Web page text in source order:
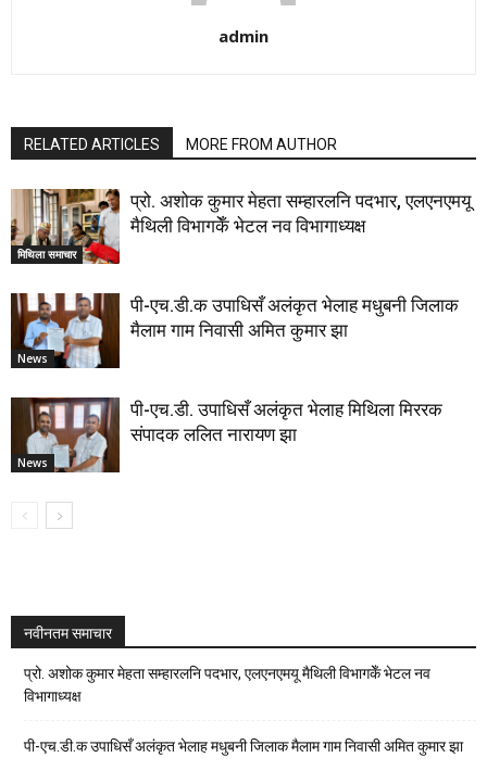
admin
RELATED ARTICLES MORE FROM AUTHOR
मिथिला समाचार
प्रो. अशोक कुमार मेहता सम्हारलनि पदभार, एलएनएमयू
मैथिली विभागकेँ भेटल नव विभागाध्यक्ष
News
पी-एच.डी.क उपाधिसँ अलंकृत भेलाह मधुबनी जिलाक
मैलाम गाम निवासी अमित कुमार झा
News
पी-एच.डी. उपाधिसँ अलंकृत भेलाह मिथिला मिररक
संपादक ललित नारायण झा
नवीनतम समाचार
प्रो. अशोक कुमार मेहता सम्हारलनि पदभार, एलएनएमयू मैथिली विभागकेँ भेटल नव
विभागाध्यक्ष
पी-एच.डी.क उपाधिसँ अलंकृत भेलाह मधुबनी जिलाक मैलाम गाम निवासी अमित कुमार झा